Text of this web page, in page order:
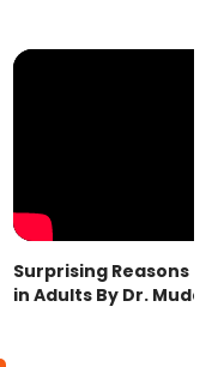
Surprising Reasons
in Adults By Dr.